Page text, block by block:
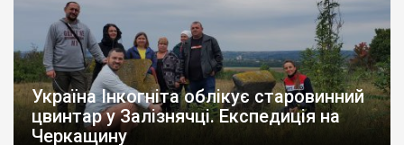
Україна Інкогніта облікує старовинний
цвинтар у Залізнячці. Експедиція на
Черкащину